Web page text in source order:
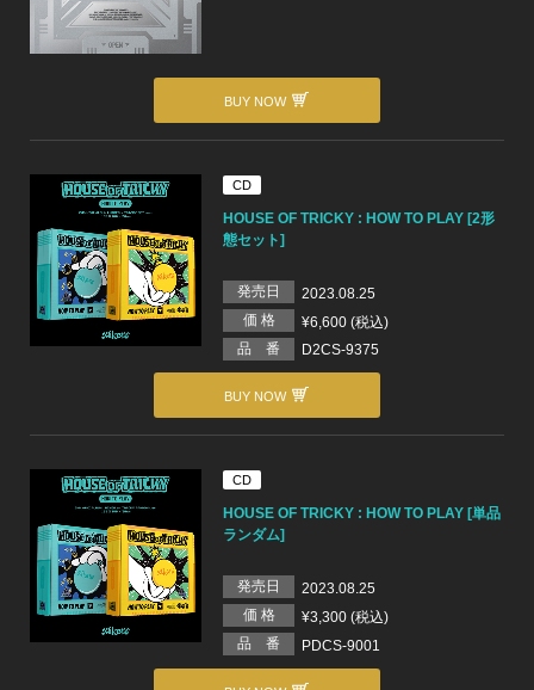
BUY NOW
CD
HOUSE OF TRICKY : HOW TO PLAY [2形
態セット]
発売日
2023.08.25
価 格
¥6,600 (税込)
品 番
D2CS-9375
BUY NOW
CD
HOUSE OF TRICKY : HOW TO PLAY [単品
ランダム]
発売日
2023.08.25
価 格
¥3,300 (税込)
品 番
PDCS-9001